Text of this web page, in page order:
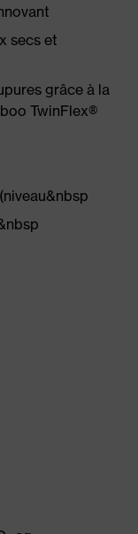
secs et
grâce à la
TwinFlex®